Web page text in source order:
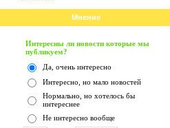
Мнение
Интересны ли новости которые мы
публикуем?
Да, очень интересно
Интересно, но мало новостей
Нормально, но хотелось бы
интереснее
Не интересно вообще